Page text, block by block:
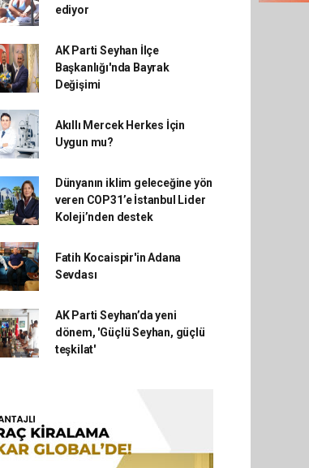
ediyor
AK Parti Seyhan İlçe
Başkanlığı'nda Bayrak
Değişimi
Akıllı Mercek Herkes İçin
Uygun mu?
Dünyanın iklim geleceğine yön
veren COP31’e İstanbul Lider
Koleji’nden destek
Fatih Kocaispir'in Adana
Sevdası
AK Parti Seyhan’da yeni
dönem, 'Güçlü Seyhan, güçlü
teşkilat'